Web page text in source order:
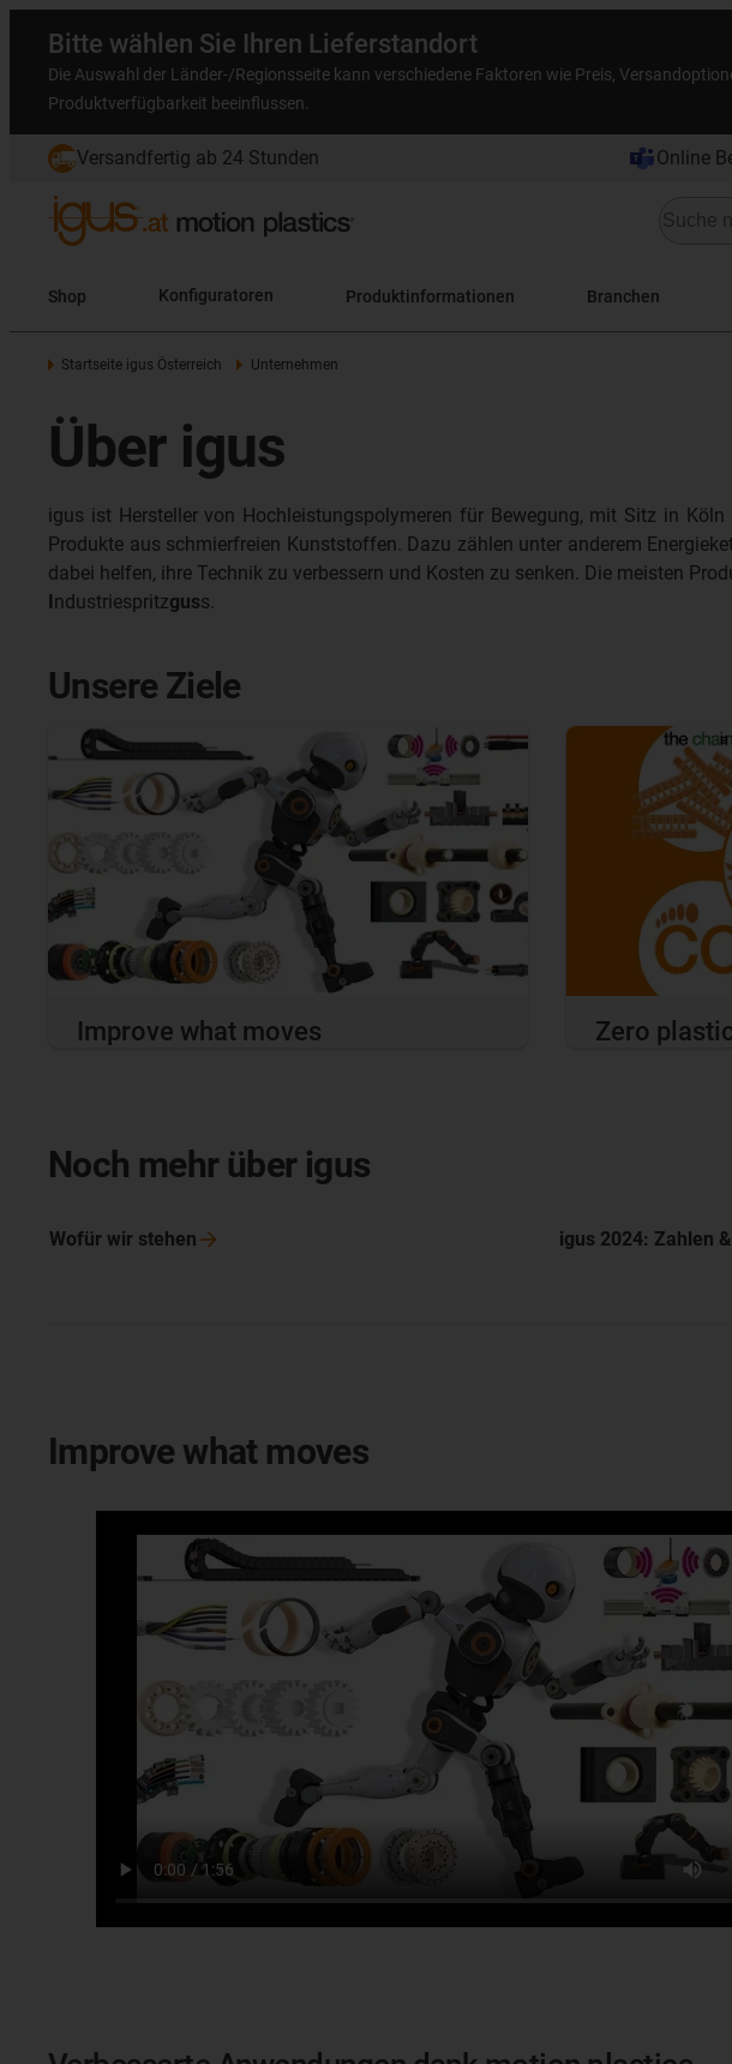
Bitte wählen Sie Ihren Lieferstandort
Die Auswahl der Länder-/Regionsseite kann verschiedene Faktoren wie Preis,
Produktverfügbarkeit beeinflussen.
Versandfertig ab 24 Stunden Online
Shop Konfiguratoren Produktinformationen Branchen
Startseite igus Österreich Unternehmen
Über igus
igus ist Hersteller von Hochleistungspolymeren für Bewegung, mit Sitz in
Produkte aus schmierfreien Kunststoffen. Dazu zählen unter anderem
dabei helfen, ihre Technik zu verbessern und Kosten zu senken. Die meisten
Industriespritzguss.
Unsere Ziele
Improve what moves Zero
Noch mehr über igus
Wofür wir stehen igus 2024: Zahlen &
Improve what moves